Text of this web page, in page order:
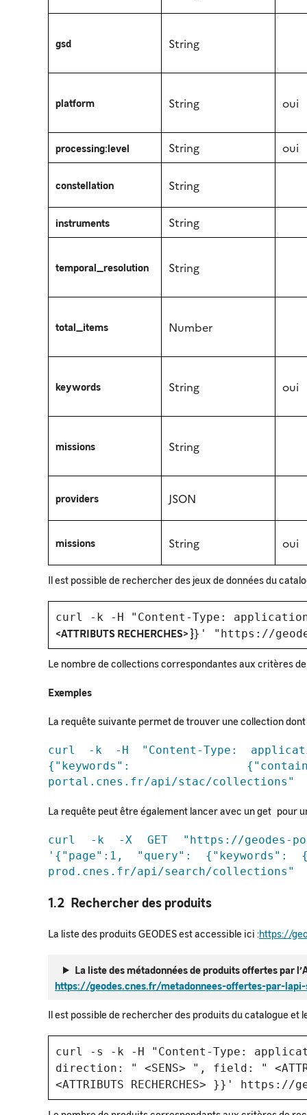
gsd String
platform String oui
processing:level String oui
constellation String
instruments String
temporal_resolution String
total_items Number
keywords String oui
missions String
providers JSON
missions String oui
Il est possible de rechercher des jeux de données du
curl -k -H "Content-Type:
<ATTRIBUTS RECHERCHES> }}' "https://
Le nombre de collections correspondantes aux critères
Exemples
La requête suivante permet de trouver une collection
curl -k -H "Content-Type:
{"keywords":
portal.cnes.fr/api/stac/collections"
La requête peut être également lancer avec un get pour
curl -k -X GET "https://geodes-
'{"page":1, "query": {"keywords":
prod.cnes.fr/api/search/collections"
1.2 Rechercher des produits
La liste des produits GEODES est accessible ici :https://
La liste des métadonnées de produits offertes par
https://geodes.cnes.fr/metadonnees-offertes-par-
Il est possible de rechercher des produits du catalogue et
curl -s -k -H "Content-Type:
direction: " <SENS> ", field: "
<ATTRIBUTS RECHERCHES> }}'